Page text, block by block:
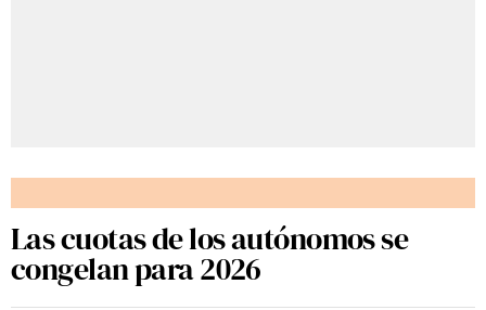
Las cuotas de los autónomos se
congelan para 2026